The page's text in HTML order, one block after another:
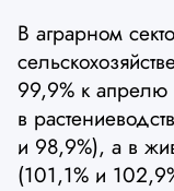
В аграрном
99,9% к
в
и 98,9%), а в
(101,1% и